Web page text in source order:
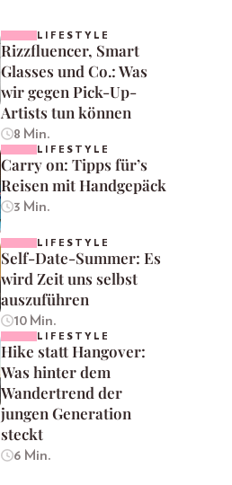
LIFESTYLE
Rizzfluencer, Smart
Glasses und Co.: Was
wir gegen Pick-Up-
Artists tun können
8 Min.
LIFESTYLE
Carry on: Tipps für’s
Reisen mit Handgepäck
3 Min.
LIFESTYLE
Self-Date-Summer: Es
wird Zeit uns selbst
auszuführen
10 Min.
LIFESTYLE
Hike statt Hangover:
Was hinter dem
Wandertrend der
jungen Generation
steckt
6 Min.